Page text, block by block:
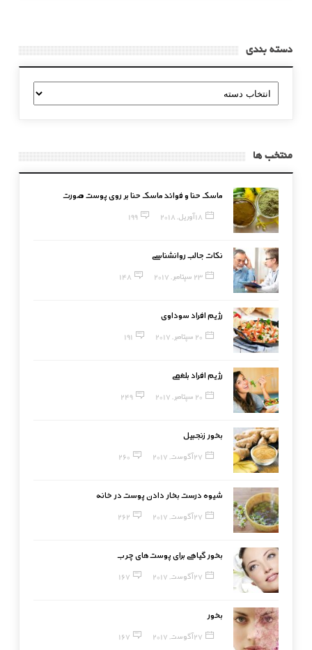
دسته بندی
دسته
بندی
منتخب ها
ماسک حنا و فوائد ماسک حنا بر روی پوست صورت
18 آوریل, 2018 199
نکات جالب روانشناسی
23 سپتامبر, 2017 148
رژیم افراد سوداوی
20 سپتامبر, 2017 191
رژیم افراد بلغمی
20 سپتامبر, 2017 249
بخور زنجبیل
27 آگوست, 2017 260
شیوه درست بخار دادن پوست در خانه
27 آگوست, 2017 262
بخور گیاهی برای پوست‌های چرب
27 آگوست, 2017 167
بخور
27 آگوست, 2017 167